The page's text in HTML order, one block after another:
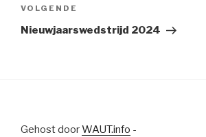
Volgend
bericht
VOLGENDE
Nieuwjaarswedstrijd 2024
Gehost doorWAUT.info -